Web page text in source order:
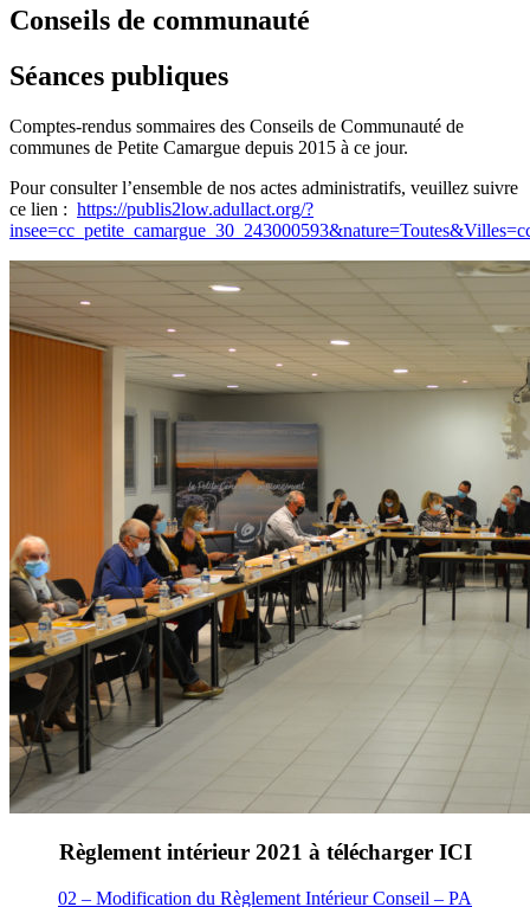
Conseils de communauté
Séances publiques
Comptes-rendus sommaires des Conseils de Communauté de
communes de Petite Camargue depuis 2015 à ce jour.
Pour consulter l’ensemble de nos actes administratifs, veuillez suivre
ce lien : https://publis2low.adullact.org/?
Règlement intérieur 2021 à télécharger ICI
02 – Modification du Règlement Intérieur Conseil – PA